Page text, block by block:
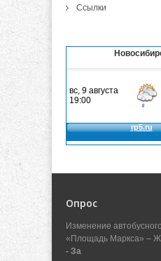
Ссылки
Опрос
Изменение
«Площадь Маркса» –
- За